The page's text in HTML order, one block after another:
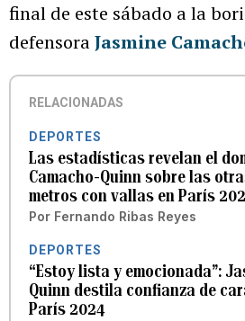
final de este sábado a la
defensoraJasmine
RELACIONADAS
DEPORTES
Las estadísticas revelan el
Camacho-Quinn sobre las
metros con vallas en París
Por Fernando Ribas Reyes
DEPORTES
“Estoy lista y emocionada”:
Quinn destila confianza de
París 2024